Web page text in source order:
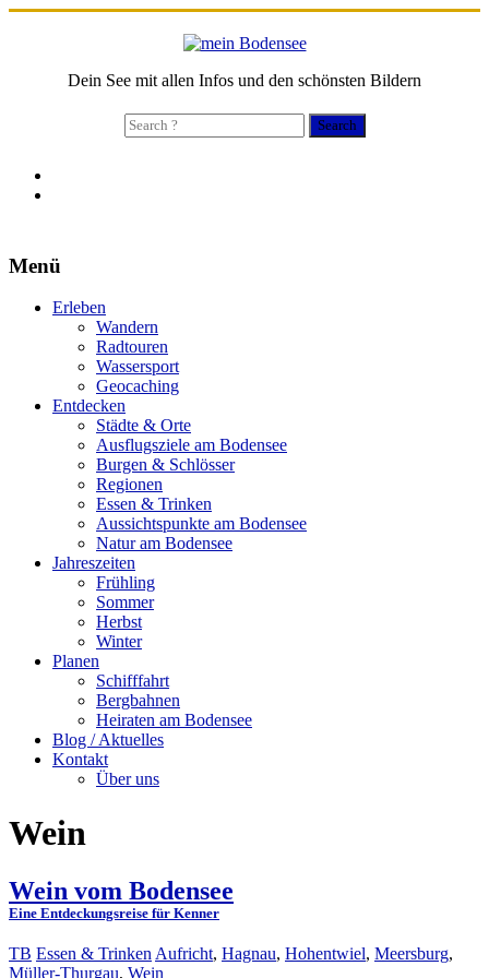
Dein See mit allen Infos und den schönsten Bildern
Search
for:
Menü
Erleben
Wandern
Radtouren
Wassersport
Geocaching
Entdecken
Städte & Orte
Ausflugsziele am Bodensee
Burgen & Schlösser
Regionen
Essen & Trinken
Aussichtspunkte am Bodensee
Natur am Bodensee
Jahreszeiten
Frühling
Sommer
Herbst
Winter
Planen
Schifffahrt
Bergbahnen
Heiraten am Bodensee
Blog / Aktuelles
Kontakt
Über uns
Wein
Wein vom Bodensee
Eine Entdeckungsreise für Kenner
TB Essen & Trinken Aufricht, Hagnau, Hohentwiel, Meersburg,
Müller-Thurgau, Wein